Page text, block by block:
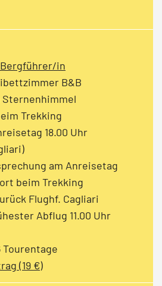
Bergführer/in
B&B
Sternenhimmel
Trekking
18.00 Uhr
am Anreisetag
beim Trekking
Flughf. Cagliari
Abflug 11.00 Uhr
Tourentage
(19 €)